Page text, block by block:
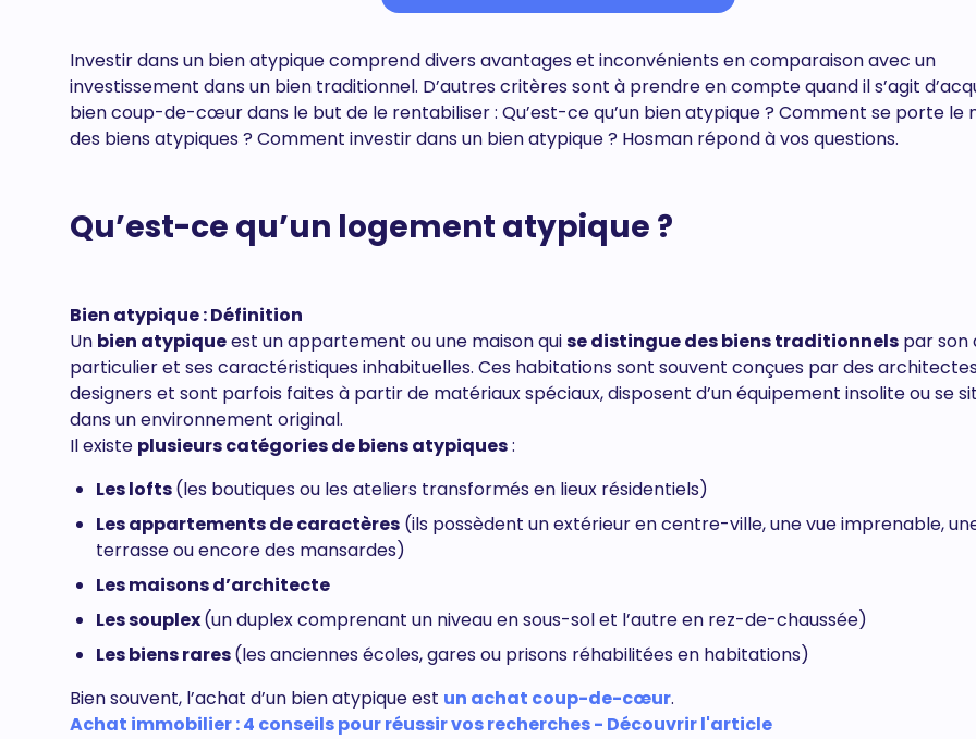
Investir dans un bien atypique comprend divers avantages et inconvénients en comparaison avec un
investissement dans un bien traditionnel. D’autres critères sont à prendre en compte quand il s’agit
bien coup-de-cœur dans le but de le rentabiliser : Qu’est-ce qu’un bien atypique ? Comment se porte le
des biens atypiques ? Comment investir dans un bien atypique ? Hosman répond à vos questions.
Qu’est-ce qu’un logement atypique ?
Bien atypique : Définition
Un bien atypiqueest un appartement ou une maison quise distingue des biens traditionnels par son
particulier et ses caractéristiques inhabituelles. Ces habitations sont souvent conçues par des
designers et sont parfois faites à partir de matériaux spéciaux, disposent d’un équipement insolite ou se
dans un environnement original.
Il existe plusieurs catégories de biens atypiques:
Les lofts(les boutiques ou les ateliers transformés en lieux résidentiels)
Les appartements de caractères (ils possèdent un extérieur en centre-ville, une vue imprenable,
terrasse ou encore des mansardes)
Les maisons d’architecte
Les souplex(un duplex comprenant un niveau en sous-sol et l’autre en rez-de-chaussée)
Les biens rares(les anciennes écoles, gares ou prisons réhabilitées en habitations)
Bien souvent, l’achat d’un bien atypique est un achat coup-de-cœur.
Achat immobilier : 4 conseils pour réussir vos recherches - Découvrir l'article